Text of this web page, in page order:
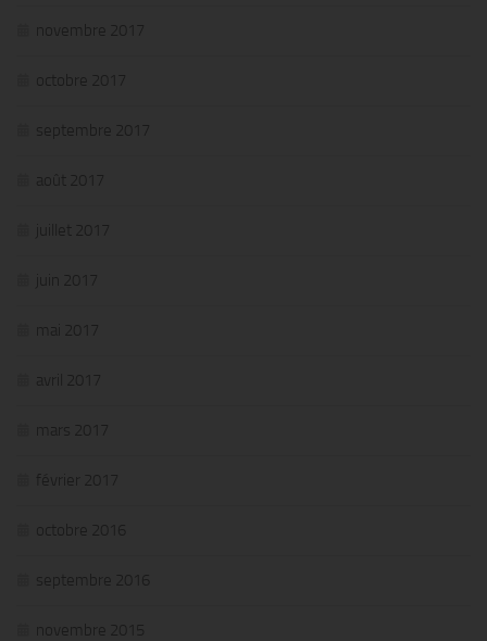
novembre 2017
octobre 2017
septembre 2017
août 2017
juillet 2017
juin 2017
mai 2017
avril 2017
mars 2017
février 2017
octobre 2016
septembre 2016
novembre 2015